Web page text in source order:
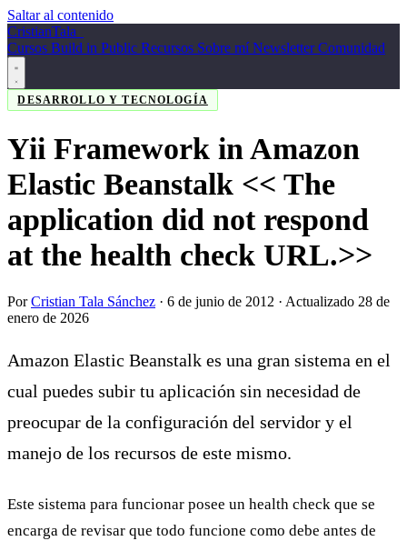
Saltar al contenido
CristianTala
Cursos Build in Public Recursos Sobre míNewsletterComunidad
DESARROLLO Y TECNOLOGÍA
Yii Framework in Amazon
Elastic Beanstalk << The
application did not respond
at the health check URL.>>
PorCristian Tala Sánchez · 6 de junio de 2012 · Actualizado 28 de
enero de 2026
Amazon Elastic Beanstalk es una gran sistema en el
cual puedes subir tu aplicación sin necesidad de
preocupar de la configuración del servidor y el
manejo de los recursos de este mismo.
Este sistema para funcionar posee un health check que se
encarga de revisar que todo funcione como debe antes de